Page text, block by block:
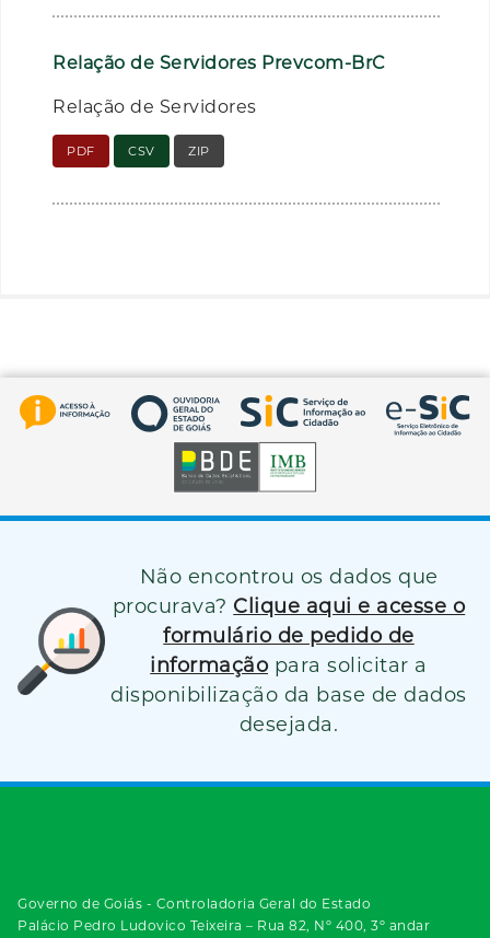
Relação de Servidores Prevcom-BrC
Relação de Servidores
PDF CSV ZIP
Não encontrou os dados que
procurava? Clique aqui e acesse o
formulário de pedido de
informação para solicitar a
disponibilização da base de dados
desejada.
Governo de Goiás - Controladoria Geral do Estado
Palácio Pedro Ludovico Teixeira – Rua 82, Nº 400, 3º andar